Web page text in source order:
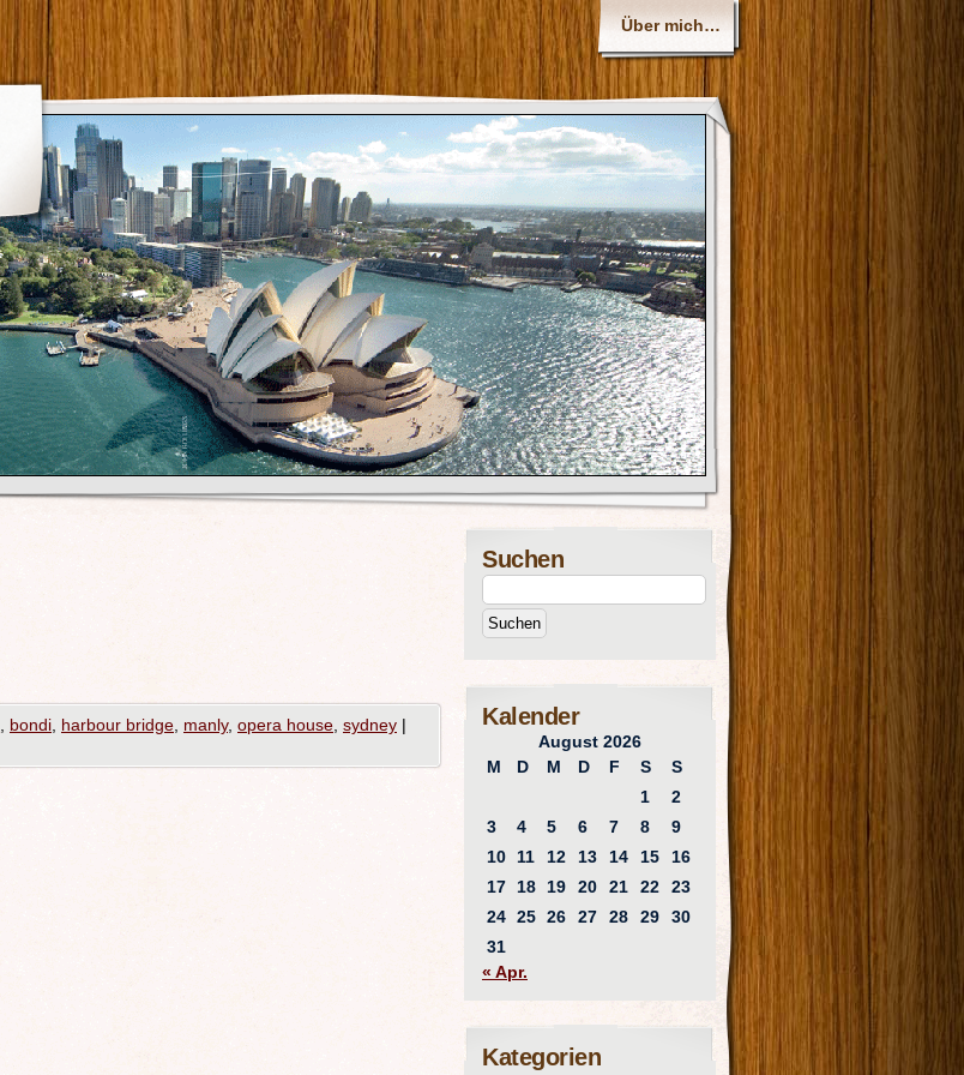
Über mich…
bondi harbour bridge manly, opera house sydney |
Suchen
Kalender
August 2026
M
D M D F S
S
1
2
3
4 5 6 7 8
9
10
11 12 13 14 15
16
17
18 19 20 21 22
23
24 25 26 27 28 29
30
31
« Apr.
Kategorien